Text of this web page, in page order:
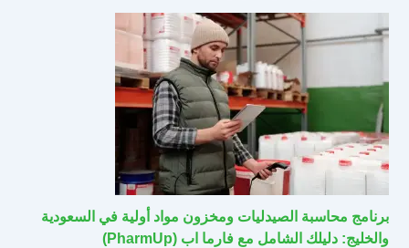
برنامج محاسبة الصيدليات ومخزون مواد أولية في السعودية
والخليج: دليلك الشامل مع فارما اب (PharmUp)